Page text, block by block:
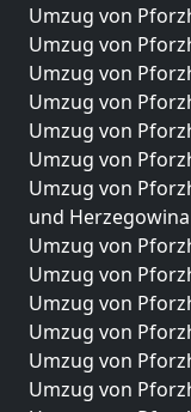
Umzug von
Umzug von
Umzug von
Umzug von
Umzug von
Umzug von
Umzug von
und Herzegowina
Umzug von
Umzug von
Umzug von
Umzug von
Umzug von
Umzug von